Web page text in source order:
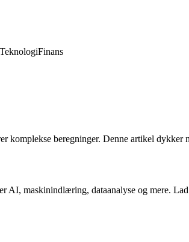
TeknologiFinans
beregninger. Denne artikel
AI, maskinindlæring, dataanalyse og mere.